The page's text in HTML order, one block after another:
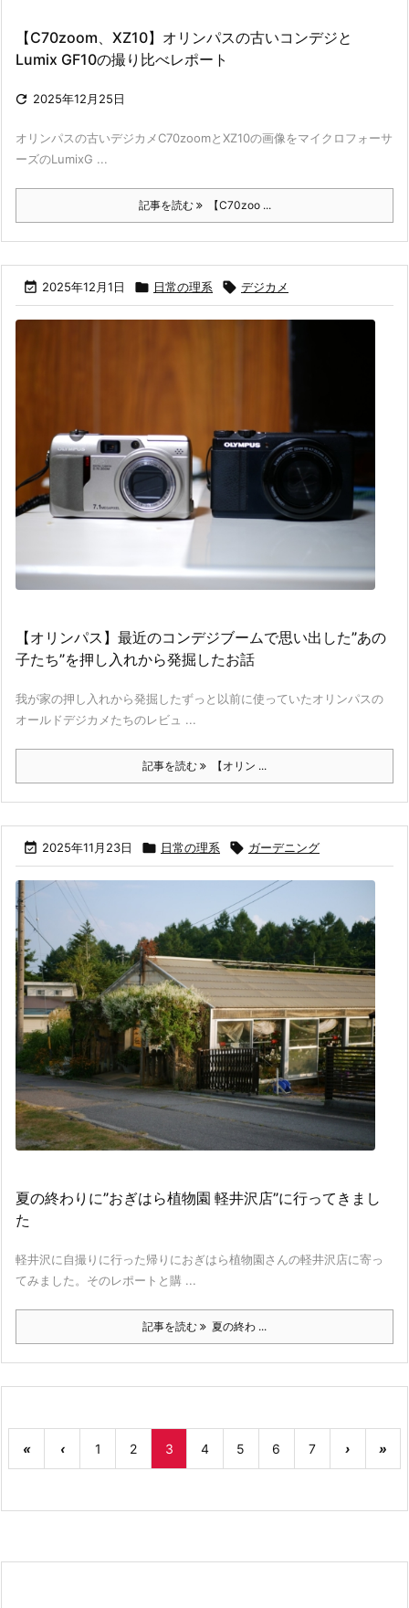
【C70zoom、XZ10】オリンパスの古いコンデジと
Lumix GF10の撮り比べレポート
 2025年12月25日
オリンパスの古いデジカメC70zoomとXZ10の画像をマイクロフォーサ
ーズのLumixG ...
記事を読む 【C70zoo ...
 2025年12月1日  日常の理系  デジカメ
【オリンパス】最近のコンデジブームで思い出した”あの
子たち”を押し入れから発掘したお話
我が家の押し入れから発掘したずっと以前に使っていたオリンパスの
オールドデジカメたちのレビュ ...
記事を読む 【オリン ...
 2025年11月23日  日常の理系  ガーデニング
夏の終わりに”おぎはら植物園 軽井沢店”に行ってきまし
た
軽井沢に自撮りに行った帰りにおぎはら植物園さんの軽井沢店に寄っ
てみました。そのレポートと購 ...
記事を読む 夏の終わ ...
« ‹ 1 2 3 4 5 6 7 › »